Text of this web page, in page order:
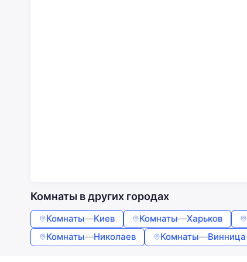
Комнаты в других городах
Комнаты—Киев Комнаты—Харьков
Комнаты—Николаев Комнаты—Винница